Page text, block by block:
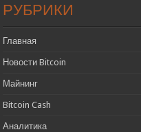
РУБРИКИ
Главная
Новости Bitcoin
Майнинг
Bitcoin Cash
Аналитика